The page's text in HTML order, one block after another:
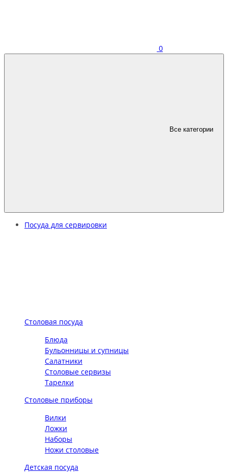
0
Все категории
Посуда для сервировки
Столовая посуда
Блюда
Бульонницы и супницы
Салатники
Столовые сервизы
Тарелки
Столовые приборы
Вилки
Ложки
Наборы
Ножи столовые
Детская посуда